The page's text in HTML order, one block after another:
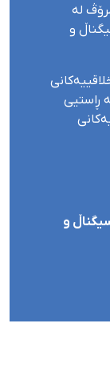
لە
و
ڕاستیی
و